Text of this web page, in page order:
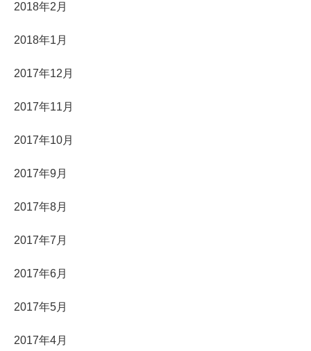
2018年2月
2018年1月
2017年12月
2017年11月
2017年10月
2017年9月
2017年8月
2017年7月
2017年6月
2017年5月
2017年4月